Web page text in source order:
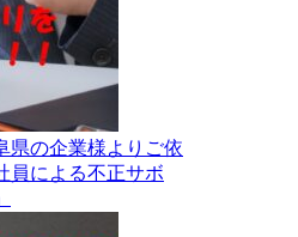
県の企業様よりご依
員による不正サボ